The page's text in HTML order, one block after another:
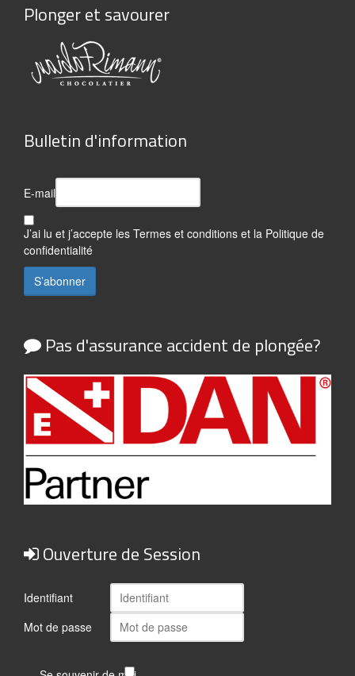
Plonger et savourer
Bulletin d'information
E-mail
J’ai lu et j’accepte les Termes et conditions et la Politique de
confidentialité
Pas d'assurance accident de plongée?
Ouverture de Session
Identifiant
Mot de passe